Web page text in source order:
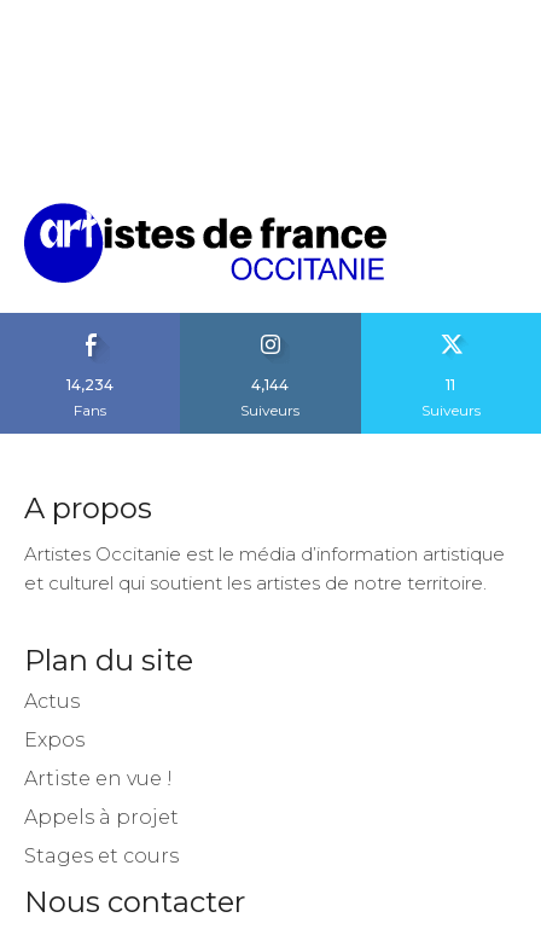
14,234
Fans
4,144
Suiveurs
11
Suiveurs
A propos
Artistes Occitanie est le média d’information artistique
et culturel qui soutient les artistes de notre territoire.
Plan du site
Actus
Expos
Artiste en vue !
Appels à projet
Stages et cours
Nous contacter